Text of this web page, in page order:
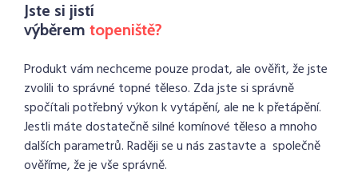
Jste si jistí
výběrem topeniště?
Produkt vám nechceme pouze prodat, ale ověřit, že jste
zvolili to správné topné těleso. Zda jste si správně
spočítali potřebný výkon k vytápění, ale ne k přetápění.
Jestli máte dostatečně silné komínové těleso a mnoho
dalších parametrů. Raději se u nás zastavte a společně
ověříme, že je vše správně.